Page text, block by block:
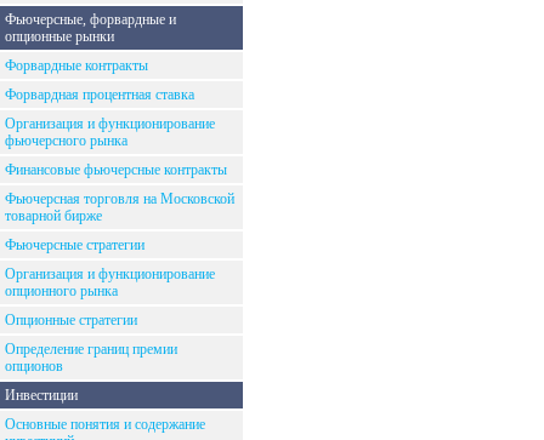
Фьючерсные, форвардные и
опционные рынки
Форвардные контракты
Форвардная процентная ставка
Организация и функционирование
фьючерсного рынка
Финансовые фьючерсные контракты
Фьючерсная торговля на Московской
товарной бирже
Фьючерсные стратегии
Организация и функционирование
опционного рынка
Опционные стратегии
Определение границ премии
опционов
Инвестиции
Основные понятия и содержание